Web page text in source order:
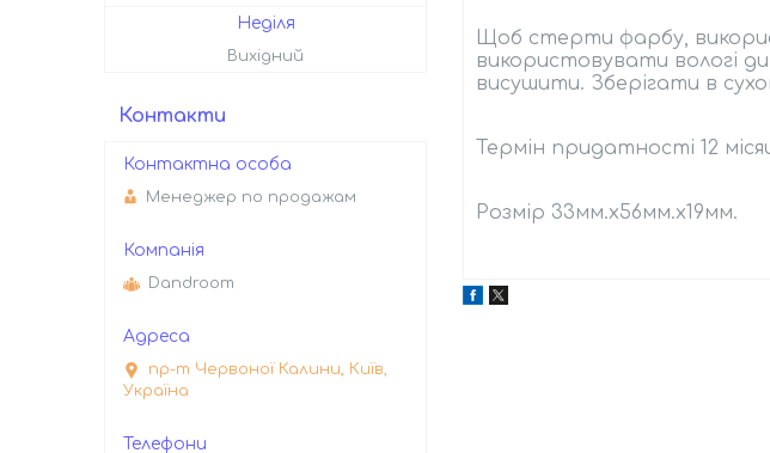
Щоб стерти фарбу,
використовувати вологі
висушити. Зберігати в
Термін придатності 12
Розмір 33мм.х56мм.х19мм.
Неділя
Вихідний
Контакти
Менеджер по продажам
Dandroom
пр-т Червоної Калини, Київ,
Україна